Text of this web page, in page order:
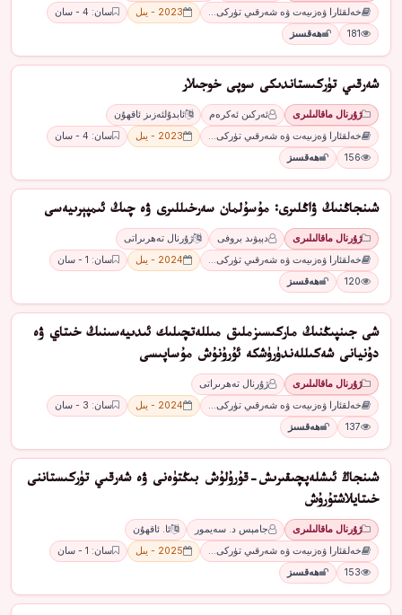
خەلقئارا ۋەزىيەت ۋە شەرقىي تۈركى…
2023 - يىل
سان: 4 - سان
181
ھەقسىز
شەرقىي تۈركىستاندىكى سوپى خوجىلار
ژۇرنال ماقالىلىرى ئەركىن ئەكرەم
ئابدۇلئەزىز ئاقھۇن
خەلقئارا ۋەزىيەت ۋە شەرقىي تۈركى…
2023 - يىل
سان: 4 - سان
156
ھەقسىز
شىنجاڭنىڭ ۋاڭلىرى: مۇسۇلمان سەرخىللىرى ۋە چىڭ ئىمپېرىيەسى
ژۇرنال ماقالىلىرى دېيۋىد بروفى
ژۇرنال تەھرىراتى
خەلقئارا ۋەزىيەت ۋە شەرقىي تۈركى…
2024 - يىل
سان: 1 - سان
120
ھەقسىز
شى جىنپىڭنىڭ ماركىسىزملىق مىللەتچىلىك ئىدىيەسىنىڭ خىتاي ۋە
دۇنيانى شەكىللەندۈرۈشكە ئۇرۇنۇش مۇساپىسى
ژۇرنال ماقالىلىرى
ژۇرنال تەھرىراتى
خەلقئارا ۋەزىيەت ۋە شەرقىي تۈركى…
2024 - يىل
سان: 3 - سان
137
ھەقسىز
شىنجاڭ ئىشلەپچىقىرىش-قۇرۇلۇش بىڭتۈەنى ۋە شەرقىي تۈركىستاننى
خىتايلاشتۇرۇش
ژۇرنال ماقالىلىرى جامېس د. سەيمور
ئا. ئاقھۇن
خەلقئارا ۋەزىيەت ۋە شەرقىي تۈركى…
2025 - يىل
سان: 1 - سان
153
ھەقسىز